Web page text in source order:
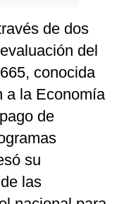
de dos
del
conocida
a la Economía
de
su
las